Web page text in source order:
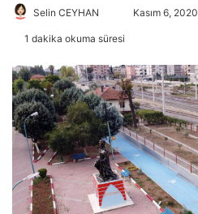
Selin CEYHAN
e
-
p
o
s
t
a
g
Kasım 6, 2020
1 dakika okuma süresi